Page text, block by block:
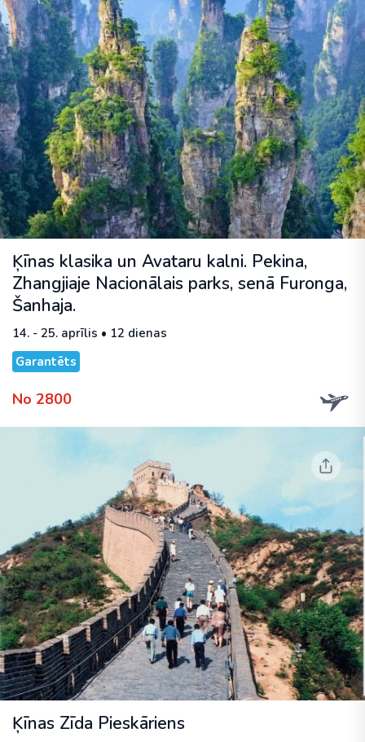
Ķīnas klasika un Avataru kalni. Pekina,
Zhangjiaje Nacionālais parks, senā Furonga,
Šanhaja.
14. - 25. aprīlis • 12 dienas
Garantēts
No 2800
Ķīnas Zīda Pieskāriens